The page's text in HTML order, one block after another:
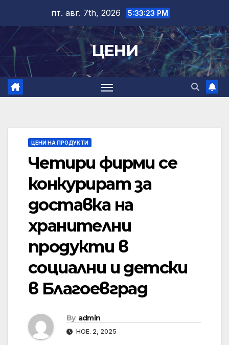
content
пт. авг. 7th, 2026 5:33:23 PM
ЦЕНИ
ЦЕНИ НА ПРОДУКТИ
Четири фирми се
конкурират за
доставка на
хранителни
продукти в
социални и детски
в Благоевград
By admin
НОЕ. 2, 2025